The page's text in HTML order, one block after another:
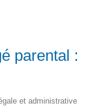
parental :
et administrative